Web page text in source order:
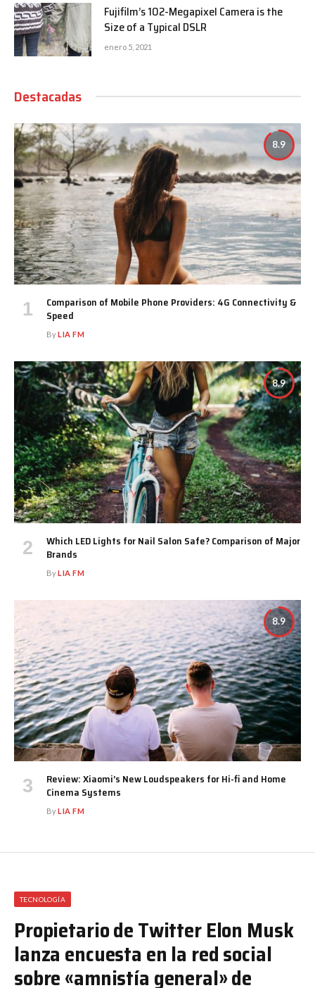
Fujifilm’s 102-Megapixel Camera is the
Size of a Typical DSLR
enero 5, 2021
Destacadas
8.9
Comparison of Mobile Phone Providers: 4G Connectivity &
Speed
ByLIA FM
8.9
Which LED Lights for Nail Salon Safe? Comparison of Major
Brands
ByLIA FM
8.9
Review: Xiaomi’s New Loudspeakers for Hi-fi and Home
Cinema Systems
ByLIA FM
TECNOLOGÍA
Propietario de Twitter Elon Musk
lanza encuesta en la red social
sobre «amnistía general» de